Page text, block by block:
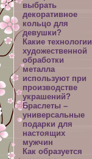
выбрать
декоративное
кольцо для
девушки?
Какие технологии
художественной
обработки
металла
используют при
производстве
украшений?
Браслеты –
универсальные
подарки для
настоящих
мужчин
Как образуется